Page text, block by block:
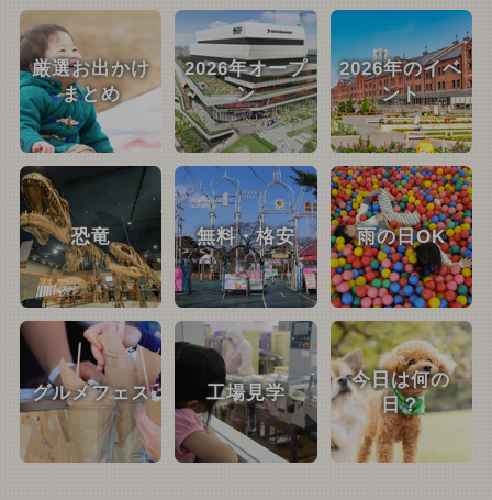
厳選お出かけ
まとめ
2026年オープ
ン
2026年のイベ
ント
恐竜 無料・格安 雨の日OK
グルメフェス 工場見学
今日は何の
日？